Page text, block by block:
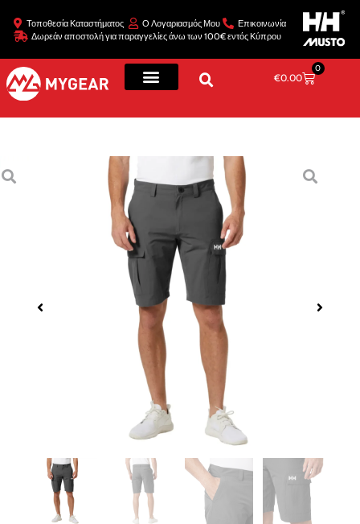
Τοποθεσία Καταστήματος Ο Λογαριασμός Μου
Επικοινωνία
Δωρεάν αποστολή για παραγγελίες άνω των 100€ εντός Κύπρου
€0.00
0